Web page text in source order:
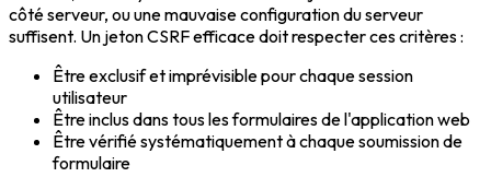
côté serveur, ou une mauvaise configuration du serveur
suffisent. Un jeton CSRF efficace doit respecter ces critères :
Être exclusif et imprévisible pour chaque session
utilisateur
Être inclus dans tous les formulaires de l'application web
Être vérifié systématiquement à chaque soumission de
formulaire